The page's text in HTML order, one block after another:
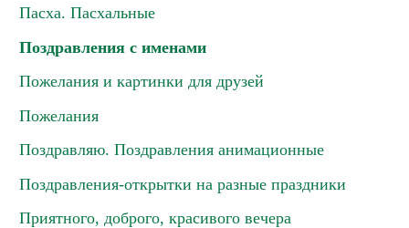
Пасха. Пасхальные
Поздравления с именами
Пожелания и картинки для друзей
Пожелания
Поздравляю. Поздравления анимационные
Поздравления-открытки на разные праздники
Приятного, доброго, красивого вечера